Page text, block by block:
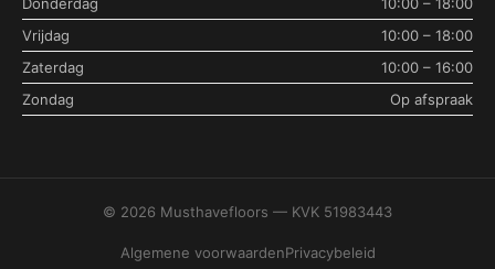
Donderdag
10:00 – 18:00
Vrijdag
10:00 – 18:00
Zaterdag
10:00 – 16:00
Zondag
Op afspraak
© 2026 Musthavefloors — KVK 51983443
Algemene voorwaardenPrivacybeleid